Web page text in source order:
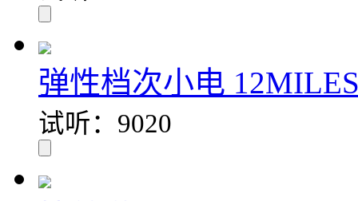
弹性档次小电
试听：9020